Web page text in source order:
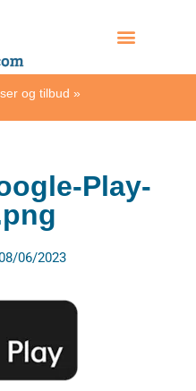
og tilbud »
Play-
06/2023